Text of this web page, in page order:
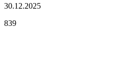
30.12.2025
839